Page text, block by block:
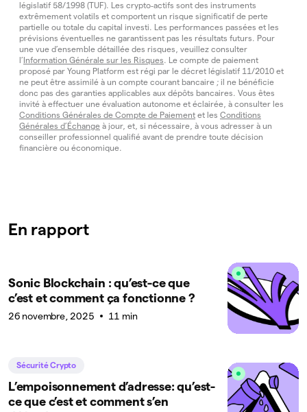
législatif 58/1998 (TUF). Les crypto‑actifs sont des instruments
extrêmement volatils et comportent un risque significatif de perte
partielle ou totale du capital investi. Les performances passées et les
prévisions éventuelles ne garantissent pas les résultats futurs. Pour
une vue d’ensemble détaillée des risques, veuillez consulter
l’ Information Générale sur les Risques. Le compte de paiement
proposé par Young Platform est régi par le décret législatif 11/2010 et
ne peut être assimilé à un compte courant bancaire ; il ne bénéficie
donc pas des garanties applicables aux dépôts bancaires. Vous êtes
invité à effectuer une évaluation autonome et éclairée, à consulter les
Conditions Générales de Compte de Paiement et les Conditions
Générales d’Échange à jour, et, si nécessaire, à vous adresser à un
conseiller professionnel qualifié avant de prendre toute décision
financière ou économique.
En rapport
Sonic Blockchain : qu’est-ce que
c’est et comment ça fonctionne ?
26 novembre, 2025 11 min
Sécurité Crypto
L’empoisonnement d’adresse: qu’est-
ce que c’est et comment s’en